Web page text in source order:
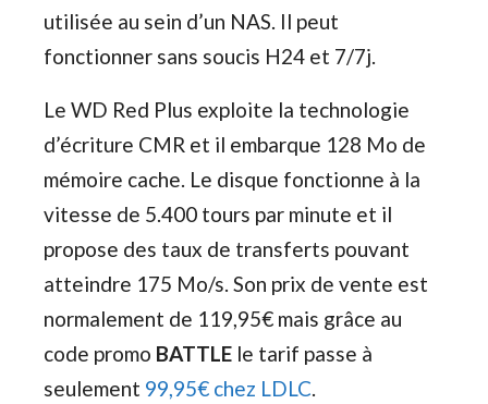
utilisée au sein d’un NAS. Il peut
fonctionner sans soucis H24 et 7/7j.
Le WD Red Plus exploite la technologie
d’écriture CMR et il embarque 128 Mo de
mémoire cache. Le disque fonctionne à la
vitesse de 5.400 tours par minute et il
propose des taux de transferts pouvant
atteindre 175 Mo/s. Son prix de vente est
normalement de 119,95€ mais grâce au
code promo BATTLE le tarif passe à
seulement 99,95€ chez LDLC.